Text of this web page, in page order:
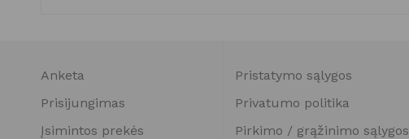
Anketa
Prisijungimas
Įsimintos prekės
Pristatymo sąlygos
Privatumo politika
Pirkimo / grąžinimo sąlygos